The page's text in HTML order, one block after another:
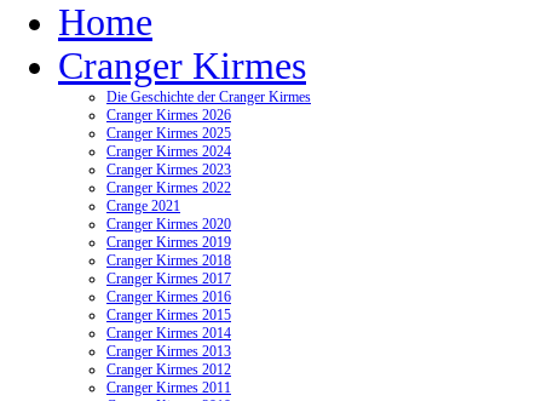
Home
Cranger Kirmes
Die Geschichte der Cranger Kirmes
Cranger Kirmes 2026
Cranger Kirmes 2025
Cranger Kirmes 2024
Cranger Kirmes 2023
Cranger Kirmes 2022
Crange 2021
Cranger Kirmes 2020
Cranger Kirmes 2019
Cranger Kirmes 2018
Cranger Kirmes 2017
Cranger Kirmes 2016
Cranger Kirmes 2015
Cranger Kirmes 2014
Cranger Kirmes 2013
Cranger Kirmes 2012
Cranger Kirmes 2011